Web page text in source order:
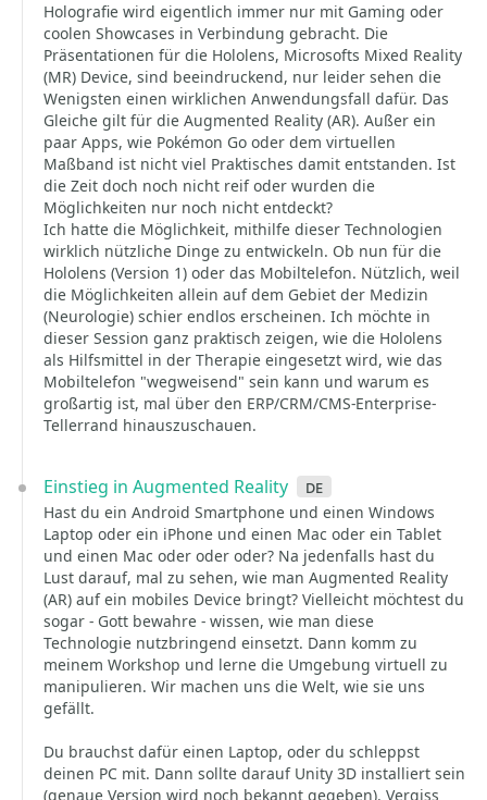
Holografie wird eigentlich immer nur mit Gaming oder
coolen Showcases in Verbindung gebracht. Die
Präsentationen für die Hololens, Microsofts Mixed Reality
(MR) Device, sind beeindruckend, nur leider sehen die
Wenigsten einen wirklichen Anwendungsfall dafür. Das
Gleiche gilt für die Augmented Reality (AR). Außer ein
paar Apps, wie Pokémon Go oder dem virtuellen
Maßband ist nicht viel Praktisches damit entstanden. Ist
die Zeit doch noch nicht reif oder wurden die
Möglichkeiten nur noch nicht entdeckt?
Ich hatte die Möglichkeit, mithilfe dieser Technologien
wirklich nützliche Dinge zu entwickeln. Ob nun für die
Hololens (Version 1) oder das Mobiltelefon. Nützlich, weil
die Möglichkeiten allein auf dem Gebiet der Medizin
(Neurologie) schier endlos erscheinen. Ich möchte in
dieser Session ganz praktisch zeigen, wie die Hololens
als Hilfsmittel in der Therapie eingesetzt wird, wie das
Mobiltelefon "wegweisend" sein kann und warum es
großartig ist, mal über den ERP/CRM/CMS-Enterprise-
Tellerrand hinauszuschauen.
Einstieg in Augmented Reality de
Hast du ein Android Smartphone und einen Windows
Laptop oder ein iPhone und einen Mac oder ein Tablet
und einen Mac oder oder oder? Na jedenfalls hast du
Lust darauf, mal zu sehen, wie man Augmented Reality
(AR) auf ein mobiles Device bringt? Vielleicht möchtest du
sogar - Gott bewahre - wissen, wie man diese
Technologie nutzbringend einsetzt. Dann komm zu
meinem Workshop und lerne die Umgebung virtuell zu
manipulieren. Wir machen uns die Welt, wie sie uns
gefällt.
Du brauchst dafür einen Laptop, oder du schleppst
deinen PC mit. Dann sollte darauf Unity 3D installiert sein
(genaue Version wird noch bekannt gegeben). Vergiss